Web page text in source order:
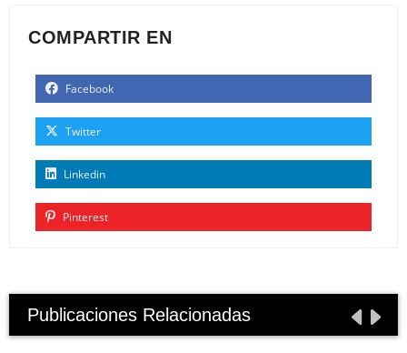
COMPARTIR EN
Facebook
Twitter
Linkedin
Pinterest
Publicaciones Relacionadas